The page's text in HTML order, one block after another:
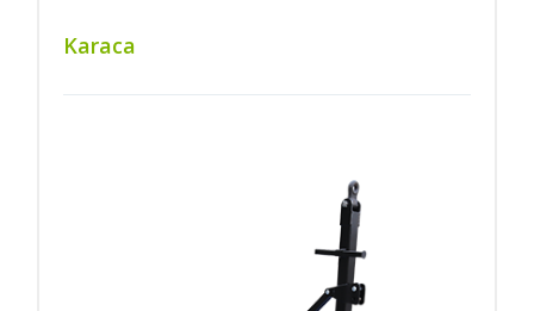
Karaca